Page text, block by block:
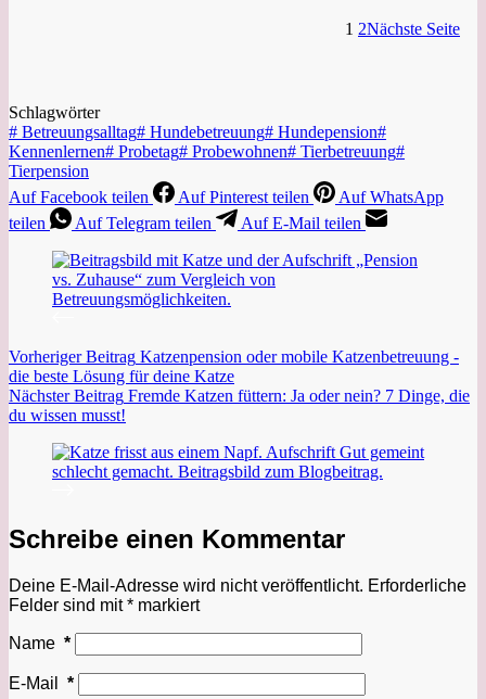
1 2Nächste Seite
Schlagwörter
# Betreuungsalltag# Hundebetreuung# Hundepension#
Kennenlernen# Probetag# Probewohnen# Tierbetreuung#
Tierpension
Auf Facebook teilen
Auf Pinterest teilen
Auf WhatsApp
teilen
Auf Telegram teilen Auf E-Mail teilen
VorherigerBeitrag Katzenpension oder mobile Katzenbetreuung -
die beste Lösung für deine Katze
NächsterBeitrag Fremde Katzen füttern: Ja oder nein? 7 Dinge, die
du wissen musst!
Schreibe einen Kommentar
Deine E-Mail-Adresse wird nicht veröffentlicht. Erforderliche
Felder sind mit* markiert
Name *
E-Mail *